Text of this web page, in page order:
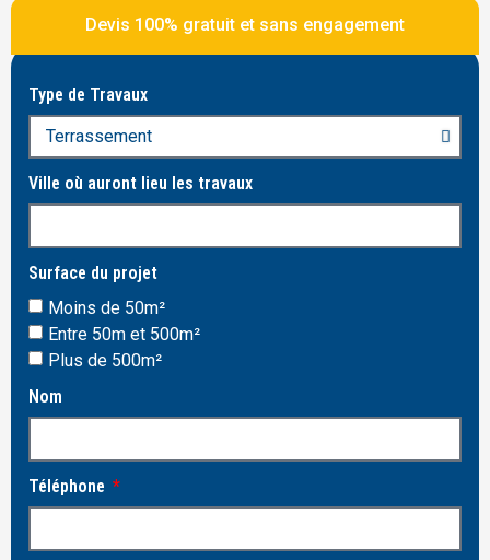
Devis 100% gratuit et sans engagement
Type de Travaux
Ville où auront lieu les travaux
Surface du projet
Moins de 50m²
Entre 50m et 500m²
Plus de 500m²
Nom
Téléphone